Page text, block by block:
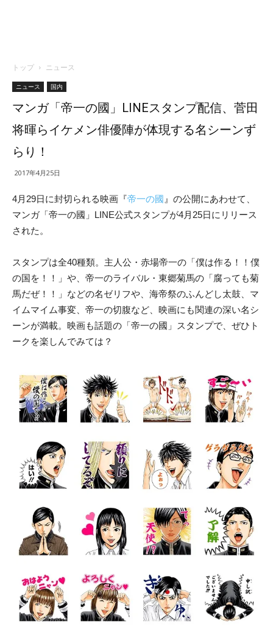
トップ ニュース
ニュース 国内
マンガ「帝一の國」LINEスタンプ配信、菅田
将暉らイケメン俳優陣が体現する名シーンず
らり！
2017年4月25日
4月29日に封切られる映画『帝一の國 』の公開にあわせて、
マンガ「帝一の國」LINE公式スタンプが4月25日にリリース
された。
スタンプは全40種類。主人公・赤場帝一の「僕は作る！！僕
の国を！！」や、帝一のライバル・東郷菊馬の「腐っても菊
馬だぜ！！」などの名ゼリフや、海帝祭のふんどし太鼓、マ
イムマイム事変、帝一の切腹など、映画にも関連の深い名シ
ーンが満載。映画も話題の「帝一の國」スタンプで、ぜひト
ークを楽しんでみては？